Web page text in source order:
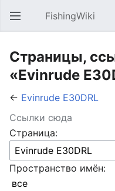
Открыть главное меню FishingWiki
Страницы,
«Evinrude
← Evinrude E30DRL
Ссылки сюда
Страница:
Пространство имён: